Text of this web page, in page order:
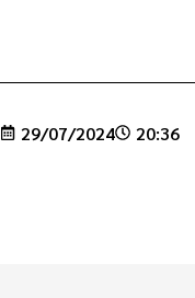
29/07/2024 20:36